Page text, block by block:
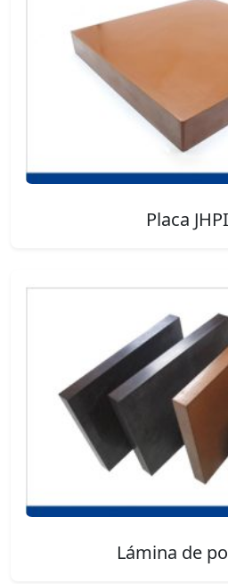
Placa
Lámina de